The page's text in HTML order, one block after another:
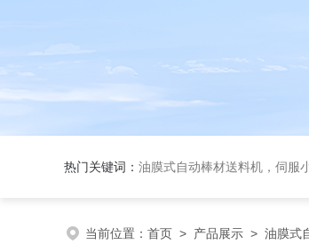
热门关键词： 油膜式自动棒材送料机，伺服小棒材
当前位置： 首页 > 产品展示 > 油膜式